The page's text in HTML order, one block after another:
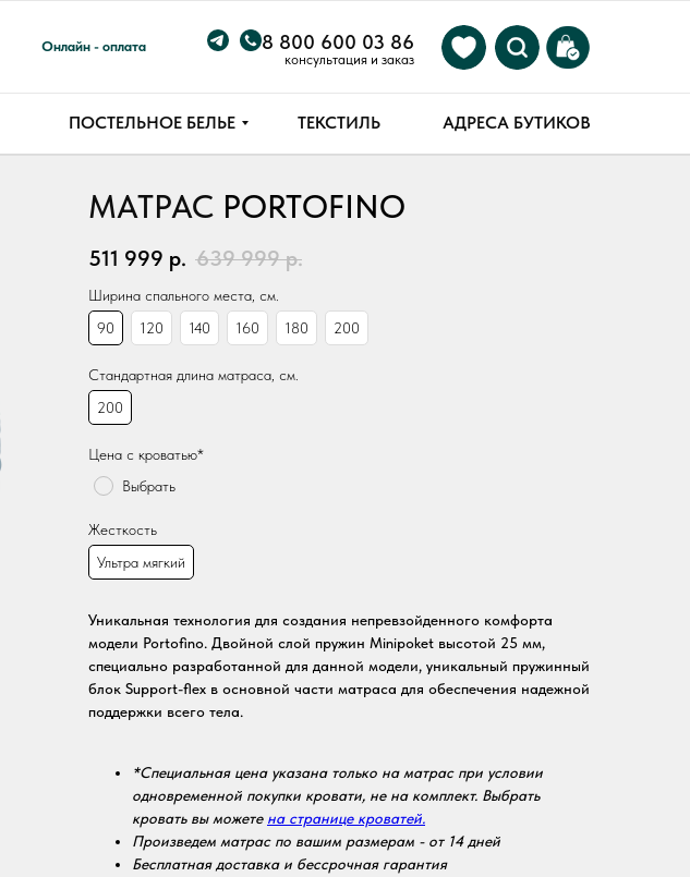
Онлайн - оплата
консультация и заказ
8 800 600 03 86
ДИЗАЙНЕРАМ
ПОСТЕЛЬНОЕ БЕЛЬЕ АДРЕСА БУТИКОВ
ТЕКСТИЛЬ
МАТРАС PORTOFINO
511 999 р. 639 999 р.
Ширина спального места, см.
90
120 140 160 180 200
Стандартная длина матраса, см.
200
Цена с кроватью*
Выбрать
Жесткость
Ультра мягкий
Уникальная технология для создания непревзойденного комфорта
модели Portofino. Двойной слой пружин Minipoket высотой 25 мм,
специально разработанной для данной модели, уникальный пружинный
блок Support-flex в основной части матраса для обеспечения надежной
поддержки всего тела.
*Специальная цена указана только на матрас при условии
одновременной покупки кровати, не на комплект. Выбрать
кровать вы можете на странице кроватей.
Произведем матрас по вашим размерам - от 14 дней
Бесплатная доставка и бессрочная гарантия